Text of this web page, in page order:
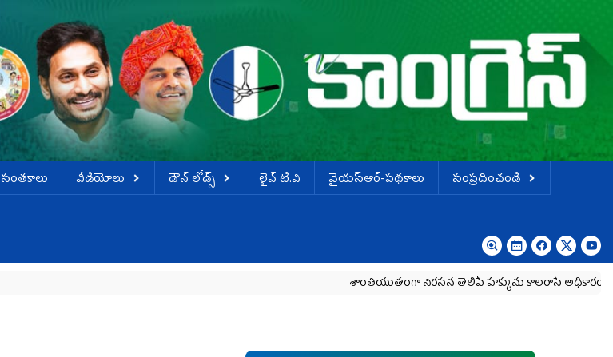
వీడియోలు డౌన్ లోడ్స్ లైవ్ టి.వి వైయస్ఆర్-పథకాలు
సంప్రదించండి
శాంతియుతంగా నిరసన తెలిపే హక్కును కాలరాసే అధికారం ఎవరికీ